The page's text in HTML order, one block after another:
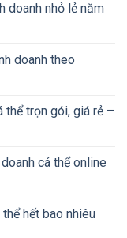
doanh nhỏ lẻ năm
doanh theo
thể trọn gói, giá rẻ –
cá thể online
hết bao nhiêu